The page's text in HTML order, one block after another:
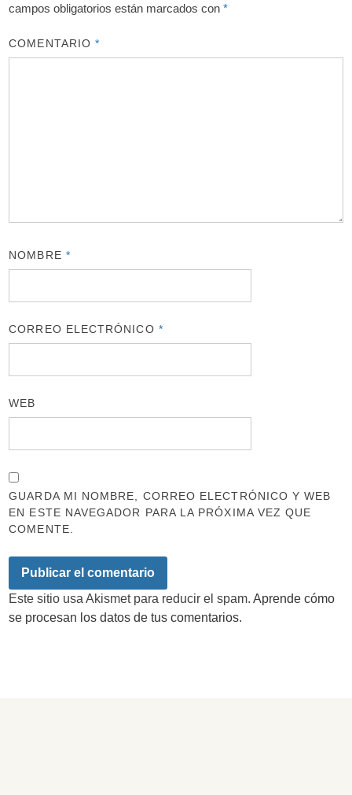
campos obligatorios están marcados con*
COMENTARIO*
NOMBRE *
CORREO ELECTRÓNICO *
WEB
GUARDA MI NOMBRE, CORREO ELECTRÓNICO Y WEB
EN ESTE NAVEGADOR PARA LA PRÓXIMA VEZ QUE
COMENTE.
Este sitio usa Akismet para reducir el spam.Aprende cómo
se procesan los datos de tus comentarios.